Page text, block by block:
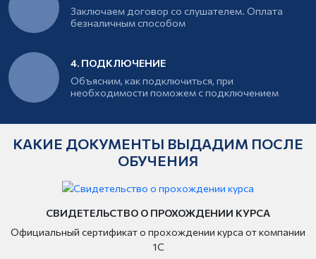
Заключаем договор со слушателем. Оплата
безналичным способом
4. ПОДКЛЮЧЕНИЕ
Объясним, как подключиться, при
необходимости поможем с подключением
КАКИЕ ДОКУМЕНТЫ ВЫДАДИМ ПОСЛЕ
ОБУЧЕНИЯ
СВИДЕТЕЛЬСТВО О ПРОХОЖДЕНИИ КУРСА
Официальный сертификат о прохождении курса от компании
1С